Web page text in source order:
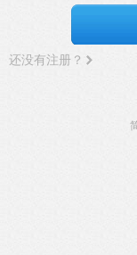
还没有注册？